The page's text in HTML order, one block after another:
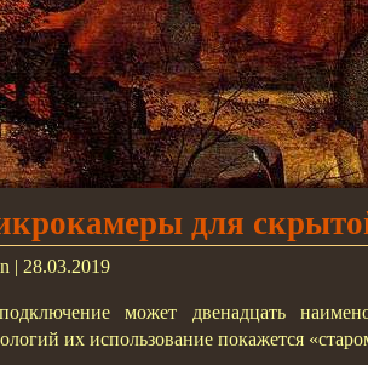
для
| 28.03.2019
может двенадцать
их использование покажется